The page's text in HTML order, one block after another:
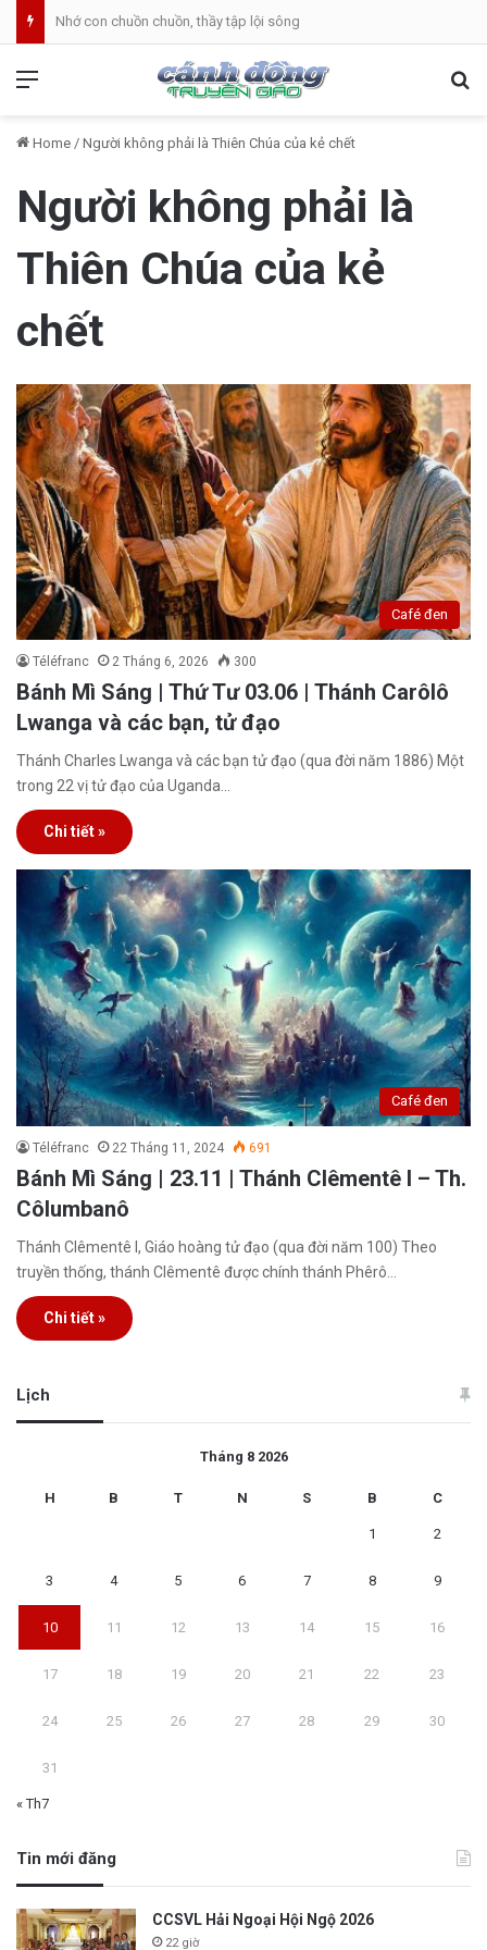
Nhớ con chuồn chuồn, thầy tập lội sông
Home / Người không phải là Thiên Chúa của kẻ chết
Người không phải là
Thiên Chúa của kẻ
chết
Café đen
Téléfranc 2 Tháng 6, 2026 300
Bánh Mì Sáng | Thứ Tư 03.06 | Thánh Carôlô
Lwanga và các bạn, tử đạo
Thánh Charles Lwanga và các bạn tử đạo (qua đời năm 1886) Một
trong 22 vị tử đạo của Uganda…
Chi tiết »
Café đen
Téléfranc 22 Tháng 11, 2024 691
Bánh Mì Sáng | 23.11 | Thánh Clêmentê I – Th.
Côlumbanô
Thánh Clêmentê I, Giáo hoàng tử đạo (qua đời năm 100) Theo
truyền thống, thánh Clêmentê được chính thánh Phêrô…
Chi tiết »
Lịch
Tháng 8 2026
H B T N S B C
1 2
3 4 5 6 7 8 9
10 11 12 13 14 15 16
17 18 19 20 21 22 23
24 25 26 27 28 29 30
31
« Th7
Tin mới đăng
CCSVL Hải Ngoại Hội Ngộ 2026
22 giờ